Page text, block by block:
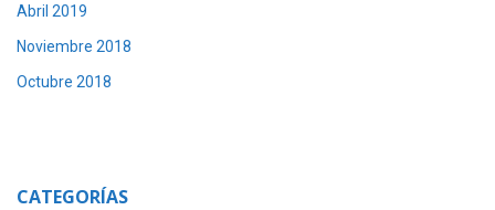
Abril 2019
Noviembre 2018
Octubre 2018
CATEGORÍAS